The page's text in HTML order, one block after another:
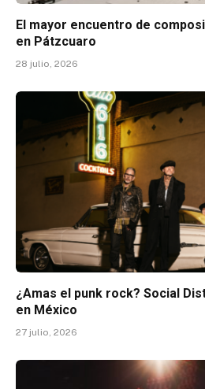
El mayor encuentro de
en Pátzcuaro
28 julio, 2026
¿Amas el punk rock? Social
en México
27 julio, 2026